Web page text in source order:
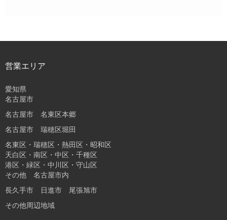
営業エリア
愛知県
名古屋市
名古屋市 名東区本郷
名古屋市 瑞穂区堀田
名東区・瑞穂区・熱田区・昭和区
天白区・南区・中区・千種区
港区・緑区・中川区・守山区
その他 名古屋市内
長久手市 日進市 尾張旭市
その他周辺地域